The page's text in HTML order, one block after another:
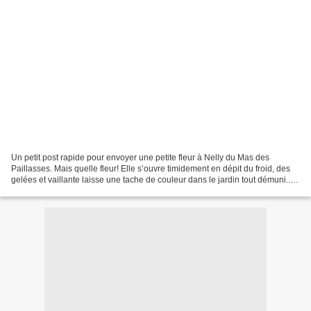
Un petit post rapide pour envoyer une petite fleur à Nelly du Mas des
Paillasses. Mais quelle fleur! Elle s’ouvre timidement en dépit du froid, des
gelées et vaillante laisse une tache de couleur dans le jardin tout démuni...